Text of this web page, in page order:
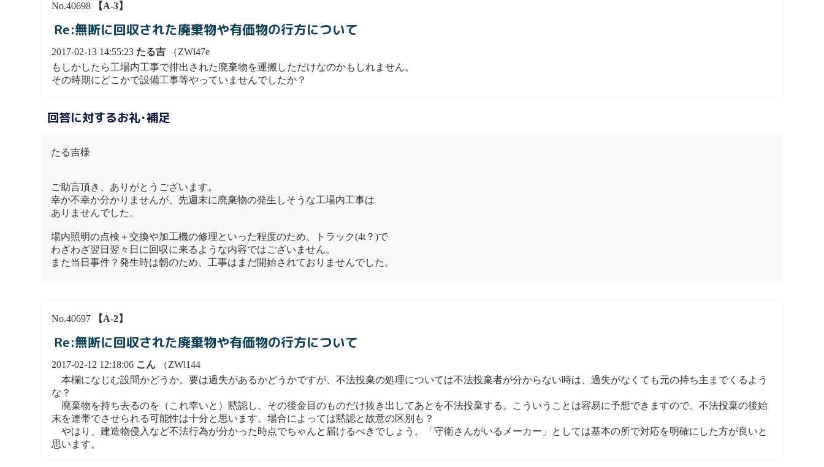
No.40698 【A-3】
Re:無断に回収された廃棄物や有価物の行方について
2017-02-13 14:55:23 たる吉 （ZWl47e
もしかしたら工場内工事で排出された廃棄物を運搬しただけなのかもしれません。
その時期にどこかで設備工事等やっていませんでしたか？
回答に対するお礼･補足
たる吉様
ご助言頂き、ありがとうございます。
幸か不幸か分かりませんが、先週末に廃棄物の発生しそうな工場内工事は
ありませんでした。
場内照明の点検＋交換や加工機の修理といった程度のため、トラック(4t？)で
わざわざ翌日翌々日に回収に来るような内容ではございません。
また当日事件？発生時は朝のため、工事はまだ開始されておりませんでした。
No.40697 【A-2】
Re:無断に回収された廃棄物や有価物の行方について
2017-02-12 12:18:06 こん （ZWl144
本欄になじむ設問かどうか。要は過失があるかどうかですが、不法投棄の処理については不法投棄者が分からない時は、過失がなくても元の持ち主までくるよう
な？
廃棄物を持ち去るのを（これ幸いと）黙認し、その後金目のものだけ抜き出してあとを不法投棄する。こういうことは容易に予想できますので、不法投棄の後始
末を連帯でさせられる可能性は十分と思います。場合によっては黙認と故意の区別も？
やはり、建造物侵入など不法行為が分かった時点でちゃんと届けるべきでしょう。「守衛さんがいるメーカー」としては基本の所で対応を明確にした方が良いと
思います。